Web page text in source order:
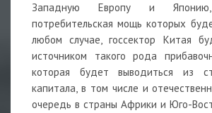
Западную Европу и Японию,
потребительская мощь которых
любом случае, госсектор Китая
источником такого рода
которая будет выводиться из
капитала, в том числе и
очередь в страны Африки и Юго-